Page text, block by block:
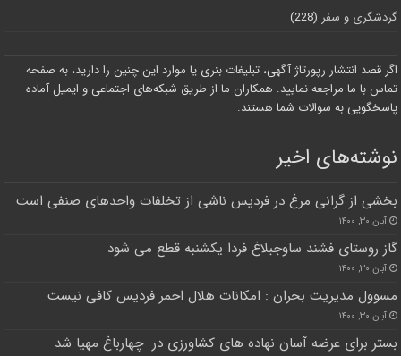
گردشگری و سفر (228)
اگر قصد انتشار رپورتاژ آگهی، تبلیغات بنری یا موارد این چنین را دارید، به صفحه
تماس با ما مراجعه نمایید. همکاران ما از طریق شبکه‌های اجتماعی و ایمیل آماده
پاسخگویی به سوالات شما هستند.
نوشته‌های اخیر
بخشی از گرانی مرغ در فردیس ناشی از تخلفات واحدهای صنفی است
آبان ۳۰, ۱۴۰۰
گاز روستای فشند ساوجبلاغ فردا یکشنبه قطع می شود
آبان ۳۰, ۱۴۰۰
مسوول مدیریت بحران : امکانات هلال احمر فردیس کافی نیست
آبان ۳۰, ۱۴۰۰
بستر برای عرضه آسان نهاده های کشاورزی در چهارباغ مهیا شد